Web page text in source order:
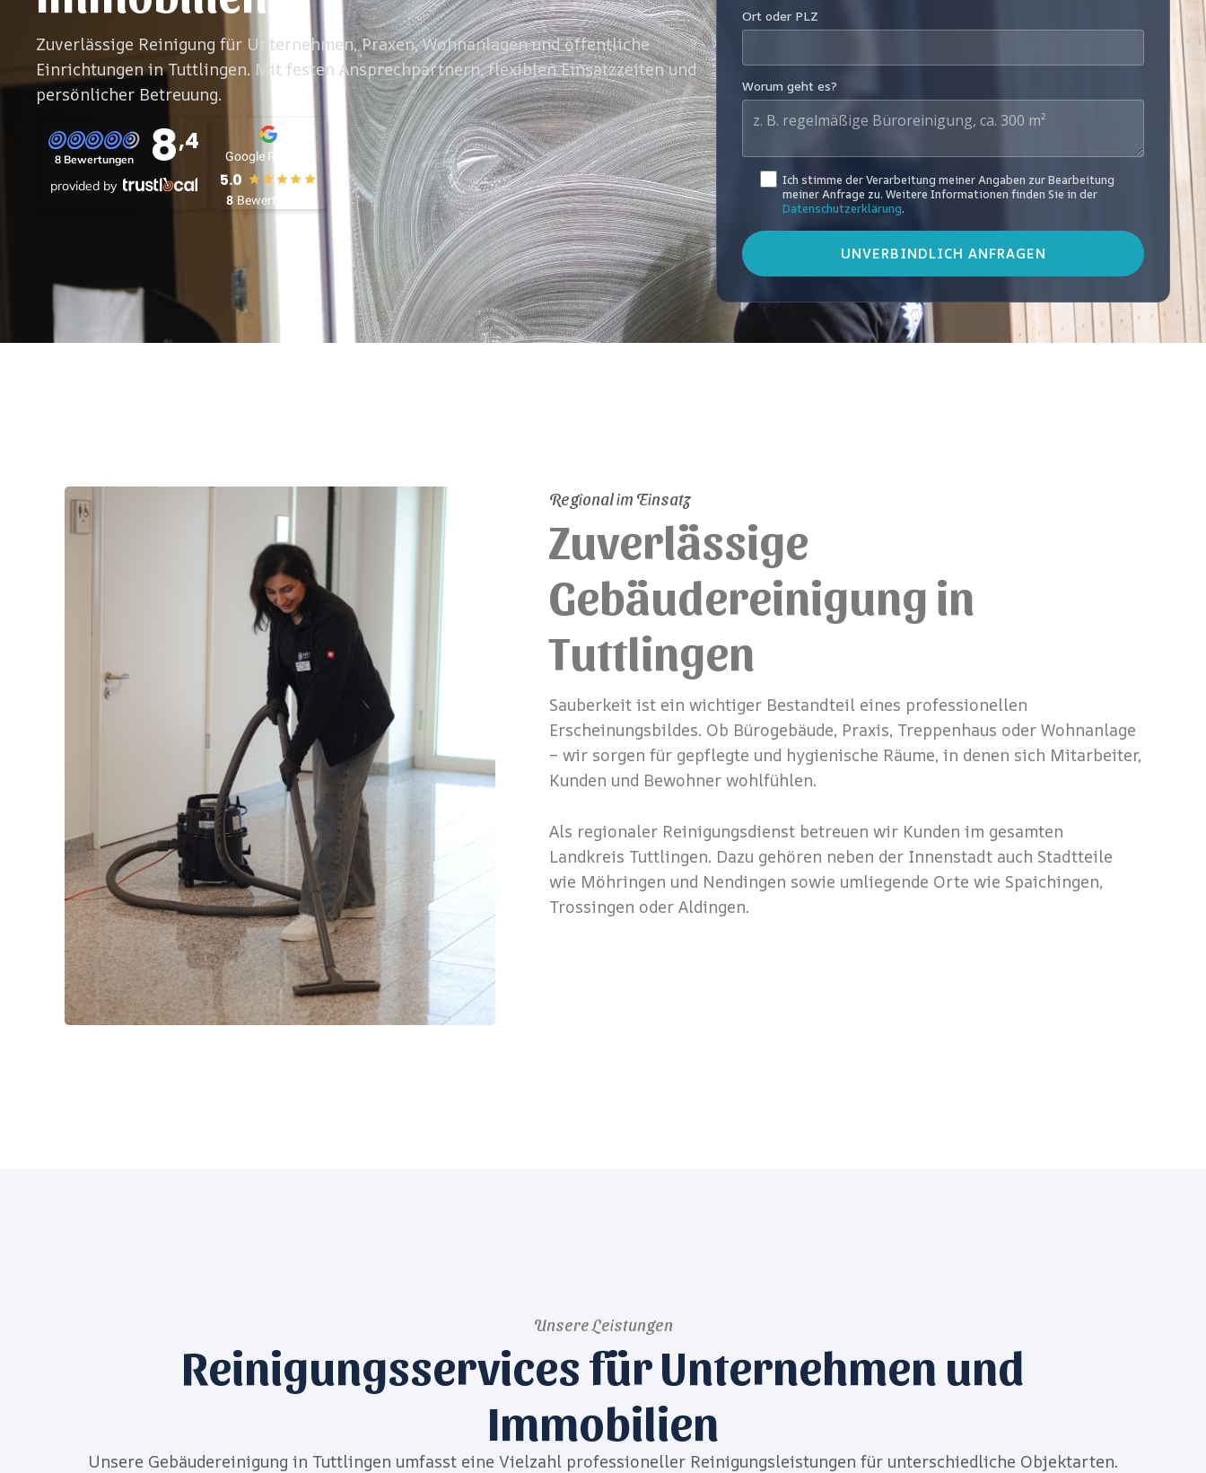
Zuverlässige Reinigung für Unternehmen, Praxen, Wohnanlagen und öffentliche
Einrichtungen in Tuttlingen. Mit festen Ansprechpartnern, flexiblen Einsatzzeiten und
persönlicher Betreuung.
8 Bewertungen 8,4
provided by
Google Reviews
5.0
8 Bewertungen
Ort oder PLZ
Worum geht es?
Ich stimme der Verarbeitung meiner Angaben zur Bearbeitung
meiner Anfrage zu. Weitere Informationen finden Sie in der
Datenschutzerklärung.
Regional im Einsatz
Zuverlässige
Gebäudereinigung in
Tuttlingen
Sauberkeit ist ein wichtiger Bestandteil eines professionellen
Erscheinungsbildes. Ob Bürogebäude, Praxis, Treppenhaus oder Wohnanlage
– wir sorgen für gepflegte und hygienische Räume, in denen sich Mitarbeiter,
Kunden und Bewohner wohlfühlen.
Als regionaler Reinigungsdienst betreuen wir Kunden im gesamten
Landkreis Tuttlingen. Dazu gehören neben der Innenstadt auch Stadtteile
wie Möhringen und Nendingen sowie umliegende Orte wie Spaichingen,
Trossingen oder Aldingen.
Unsere Leistungen
Reinigungsservices für Unternehmen und
Immobilien
Unsere Gebäudereinigung in Tuttlingen umfasst eine Vielzahl professioneller Reinigungsleistungen für unterschiedliche Objektarten.